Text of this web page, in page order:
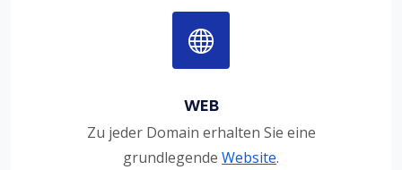
WEB
Zu jeder Domain erhalten Sie eine
grundlegende Website.